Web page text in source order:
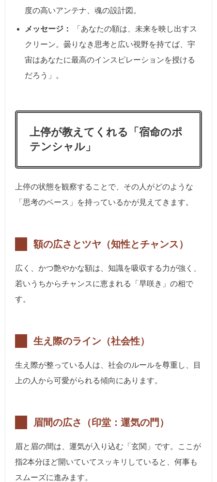
度の高いアンテナ、魂の設計図。
メッセージ：
「あなたの額は、未来を映し出すス
クリーン。曇りなき思考と広い視野を持てば、宇
宙はあなたに最高のインスピレーションを授ける
だろう」。
上停が教えてくれる「宿命のポ
テンシャル」
上停の状態を観察することで、その人がどのような
「思考のベース」を持っているかが見えてきます。
額の広さとツヤ（知性とチャンス）
広く、かつ艶やかな額は、知識を吸収する力が強く、
若いうちからチャンスに恵まれる「早咲き」の相で
す。
生え際のライン（社会性）
生え際が整っている人は、社会のルールを尊重し、目
上の人から可愛がられる傾向にあります。
眉間の広さ（印堂：運気の門）
眉と眉の間は、運気が入り込む「玄関」です。ここが
指2本分ほど開いていてスッキリしていると、何事も
スムーズに進みます。